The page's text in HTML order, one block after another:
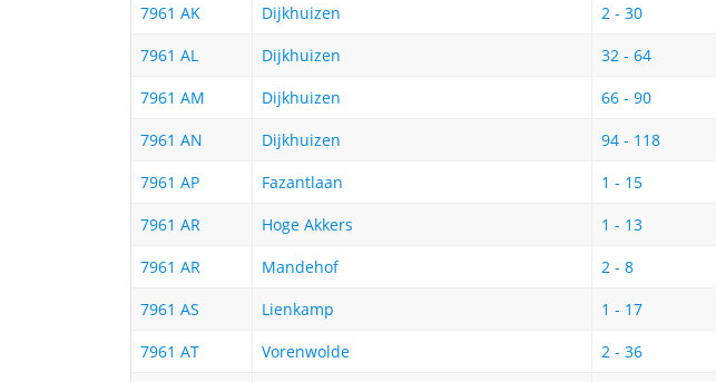
7961 AK
Dijkhuizen
2 - 30
7961 AL
Dijkhuizen
32 - 64
7961 AM
Dijkhuizen
66 - 90
7961 AN
Dijkhuizen
94 - 118
7961 AP
Fazantlaan
1 - 15
7961 AR
Hoge Akkers
1 - 13
7961 AR
Mandehof
2 - 8
7961 AS
Lienkamp
1 - 17
7961 AT
Vorenwolde
2 - 36